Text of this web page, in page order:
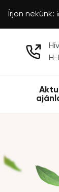
Írjon nekünk: